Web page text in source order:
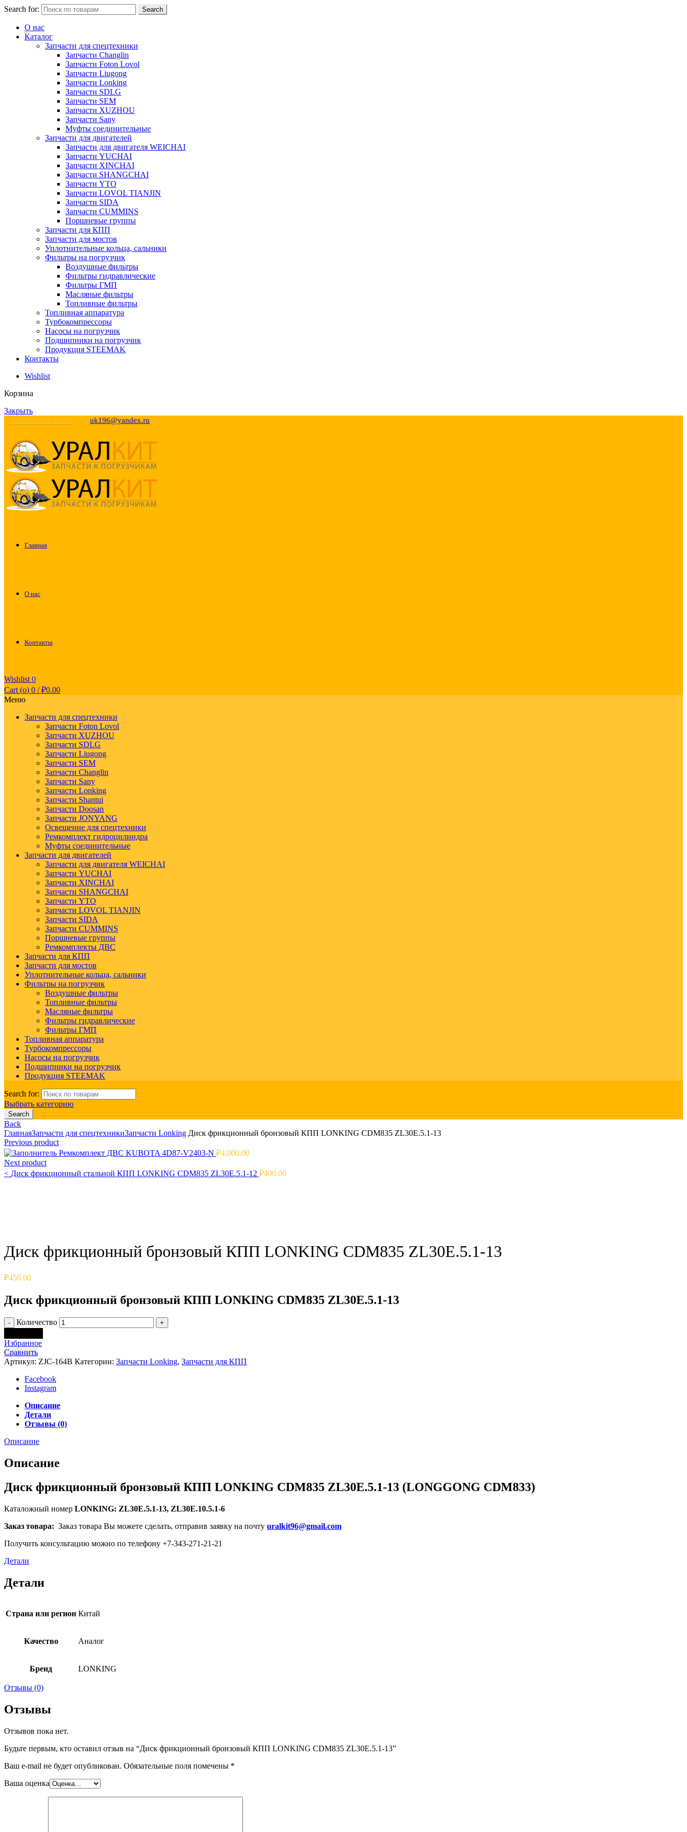
Search for: Search
О нас
Каталог
Запчасти для спецтехники
Запчасти Changlin
Запчасти Foton Lovol
Запчасти Liugong
Запчасти Lonking
Запчасти SDLG
Запчасти SEM
Запчасти XUZHOU
Запчасти Sany
Муфты соединительные
Запчасти для двигателей
Запчасти для двигателя WEICHAI
Запчасти YUCHAI
Запчасти XINCHAI
Запчасти SHANGCHAI
Запчасти YTO
Запчасти LOVOL TIANJIN
Запчасти SIDA
Запчасти CUMMINS
Поршневые группы
Запчасти для КПП
Запчасти для мостов
Уплотнительные кольца, сальники
Фильтры на погрузчик
Воздушные фильтры
Фильтры гидравлические
Фильтры ГМП
Масляные фильтры
Топливные фильтры
Топливная аппаратура
Турбокомпрессоры
Насосы на погрузчик
Подшипники на погрузчик
Продукция STEEMAK
Контакты
Wishlist
Корзина
Закрыть
+7 (343) 271-21-21 uk196@yandex.ru
Главная
О нас
Контакты
Wishlist 0
Cart (o) 0 / ₽0.00
Меню
Запчасти для спецтехники
Запчасти Foton Lovol
Запчасти XUZHOU
Запчасти SDLG
Запчасти Liugong
Запчасти SEM
Запчасти Changlin
Запчасти Sany
Запчасти Lonking
Запчасти Shantui
Запчасти Doosan
Запчасти JONYANG
Освещение для спецтехники
Ремкомплект гидроцилиндра
Муфты соединительные
Запчасти для двигателей
Запчасти для двигателя WEICHAI
Запчасти YUCHAI
Запчасти XINCHAI
Запчасти SHANGCHAI
Запчасти YTO
Запчасти LOVOL TIANJIN
Запчасти SIDA
Запчасти CUMMINS
Поршневые группы
Ремкомплекты ДВС
Запчасти для КПП
Запчасти для мостов
Уплотнительные кольца, сальники
Фильтры на погрузчик
Воздушные фильтры
Топливные фильтры
Масляные фильтры
Фильтры гидравлические
Фильтры ГМП
Топливная аппаратура
Турбокомпрессоры
Насосы на погрузчик
Подшипники на погрузчик
Продукция STEEMAK
Search for:
Выбрать категорию
Search
Back
ГлавнаяЗапчасти для спецтехникиЗапчасти Lonking Диск фрикционный бронзовый КПП LONKING CDM835 ZL30E.5.1-13
Previous product
Ремкомплект ДВС KUBOTA 4D87-V2403-N ₽4,000.00
Next product
< Диск фрикционный стальной КПП LONKING CDM835 ZL30E.5.1-12 ₽400.00
Диск фрикционный бронзовый КПП LONKING CDM835 ZL30E.5.1-13
₽450.00
Диск фрикционный бронзовый КПП LONKING CDM835 ZL30E.5.1-13
Количество
Избранное
Сравнить
Артикул: ZJC-164B Категории: Запчасти Lonking, Запчасти для КПП
Facebook
Instagram
Описание
Детали
Отзывы (0)
Описание
Описание
Диск фрикционный бронзовый КПП LONKING CDM835 ZL30E.5.1-13 (LONGGONG CDM833)
Каталожный номер LONKING: ZL30E.5.1-13, ZL30E.10.5.1-6
Заказ товара: Заказ товара Вы можете сделать, отправив заявку на почту uralkit96@gmail.com
Получить консультацию можно по телефону +7-343-271-21-21
Детали
Детали
Страна или регион Китай
Качество Аналог
Бренд LONKING
Отзывы (0)
Отзывы
Отзывов пока нет.
Будьте первым, кто оставил отзыв на “Диск фрикционный бронзовый КПП LONKING CDM835 ZL30E.5.1-13”
Ваш e-mail не будет опубликован. Обязательные поля помечены *
Ваша оценка